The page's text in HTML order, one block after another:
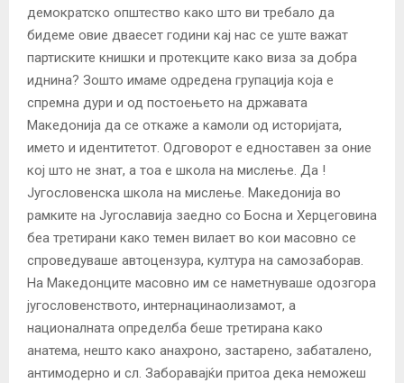
демократско општество како што ви требало да
бидеме овие дваесет години кај нас се уште важат
партиските книшки и протекците како виза за добра
иднина? Зошто имаме одредена групација која е
спремна дури и од постоењето на државата
Македонија да се откаже а камоли од историјата,
името и идентитетот. Одговорот е едноставен за оние
кој што не знат, а тоа е школа на мислење. Да !
Југословенска школа на мислење. Македонија во
рамките на Југославија заедно со Босна и Херцеговина
беа третирани како темен вилает во кои масовно се
спроведуваше автоцензура, култура на самозаборав.
На Македонците масовно им се наметнуваше одозгора
југословенството, интернацинаолизамот, а
националната определба беше третирана како
анатема, нешто како анахроно, застарено, забаталено,
антимодерно и сл. Заборавајќи притоа дека неможеш